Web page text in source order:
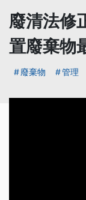
廢清法修
置廢棄物
廢棄物 管理